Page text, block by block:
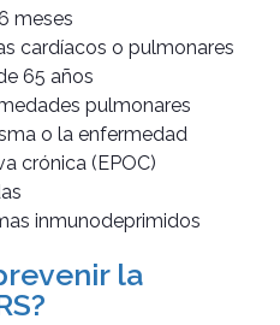
meses
cardíacos o pulmonares
65 años
pulmonares
o la enfermedad
crónica (EPOC)
inmunodeprimidos
la